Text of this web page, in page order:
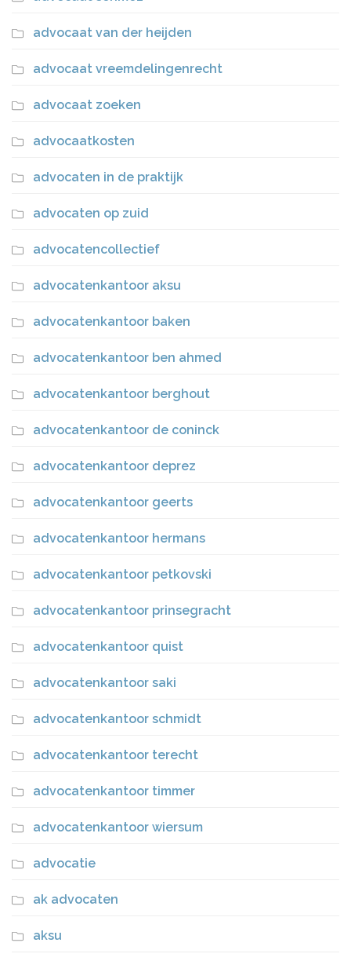
advocaat van der heijden
advocaat vreemdelingenrecht
advocaat zoeken
advocaatkosten
advocaten in de praktijk
advocaten op zuid
advocatencollectief
advocatenkantoor aksu
advocatenkantoor baken
advocatenkantoor ben ahmed
advocatenkantoor berghout
advocatenkantoor de coninck
advocatenkantoor deprez
advocatenkantoor geerts
advocatenkantoor hermans
advocatenkantoor petkovski
advocatenkantoor prinsegracht
advocatenkantoor quist
advocatenkantoor saki
advocatenkantoor schmidt
advocatenkantoor terecht
advocatenkantoor timmer
advocatenkantoor wiersum
advocatie
ak advocaten
aksu